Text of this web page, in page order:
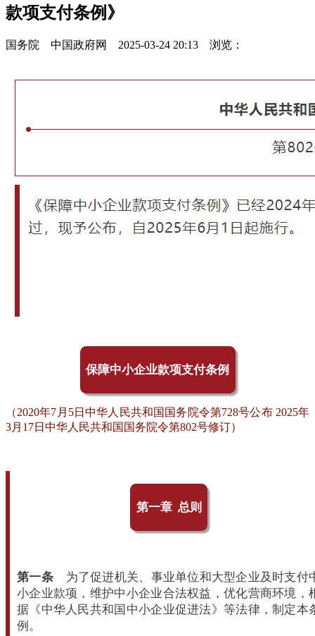
款项支付条例》
国务院 中国政府网 2025-03-24 20:13 浏览：
保障中小企业款项支付条例
（2020年7月5日中华人民共和国国务院令第728号公布 2025年
3月17日中华人民共和国国务院令第802号修订）
第一章 总则
第一条
为了促进机关、事业单位和大型企业及时支付
小企业款项，维护中小企业合法权益，优化营商环境，
据《中华人民共和国中小企业促进法》等法律，制定本
例。